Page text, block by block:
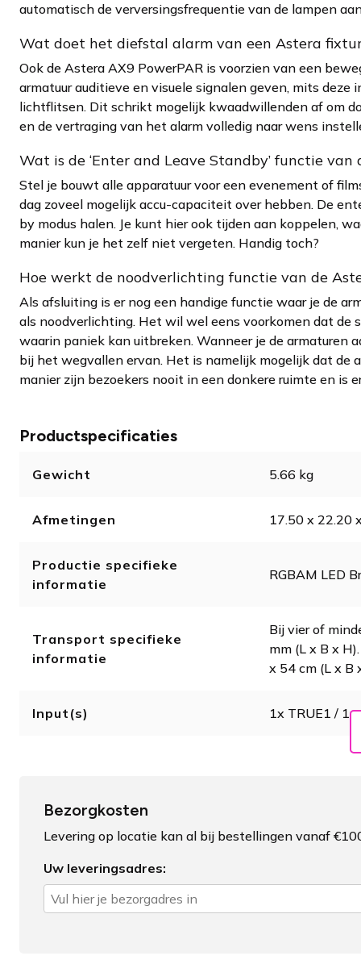
automatisch de verversingsfrequentie van de lampen
Wat doet het diefstal alarm van een Astera
Ook de Astera AX9 PowerPAR is voorzien van een
armatuur auditieve en visuele signalen geven, mits
lichtflitsen. Dit schrikt mogelijk kwaadwillenden af om
en de vertraging van het alarm volledig naar wens
Wat is de ‘Enter and Leave Standby’ functie van
Stel je bouwt alle apparatuur voor een evenement of
dag zoveel mogelijk accu-capaciteit over hebben. De
by modus halen. Je kunt hier ook tijden aan koppelen,
manier kun je het zelf niet vergeten. Handig toch?
Hoe werkt de noodverlichting functie van de
Als afsluiting is er nog een handige functie waar je de
als noodverlichting. Het wil wel eens voorkomen dat
waarin paniek kan uitbreken. Wanneer je de
bij het wegvallen ervan. Het is namelijk mogelijk dat
manier zijn bezoekers nooit in een donkere ruimte en is
Productspecificaties
Gewicht 5.66 kg
Afmetingen 17.50 x 22.20
Productie specifieke
informatie
RGBAM LED
Transport specifieke
informatie
Bij vier of
mm (L x B x
x 54 cm (L x B
Input(s) 1x TRUE1 /
Bezorgkosten
Levering op locatie kan al bij bestellingen vanaf
Uw leveringsadres: